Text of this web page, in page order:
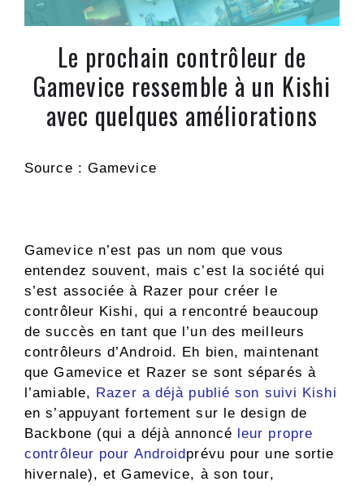
Le prochain contrôleur de
Gamevice ressemble à un Kishi
avec quelques améliorations
Source : Gamevice
Gamevice n’est pas un nom que vous
entendez souvent, mais c’est la société qui
s’est associée à Razer pour créer le
contrôleur Kishi, qui a rencontré beaucoup
de succès en tant que l’un des meilleurs
contrôleurs d’Android. Eh bien, maintenant
que Gamevice et Razer se sont séparés à
l’amiable, Razer a déjà publié son suivi Kishi
en s’appuyant fortement sur le design de
Backbone (qui a déjà annoncé
leur propre
contrôleur pour Android prévu pour une sortie
hivernale), et Gamevice, à son tour,